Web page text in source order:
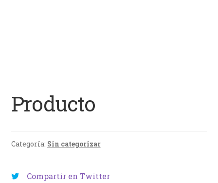
Producto
Categoría: Sin categorizar
Compartir en Twitter